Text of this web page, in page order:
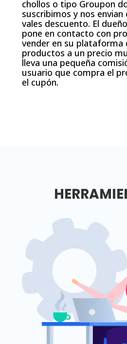
chollos o tipo Groupon
suscribimos y nos
vales descuento. El
pone en contacto con
vender en su plataforma
productos a un precio
lleva una pequeña
usuario que compra el
el cupón.